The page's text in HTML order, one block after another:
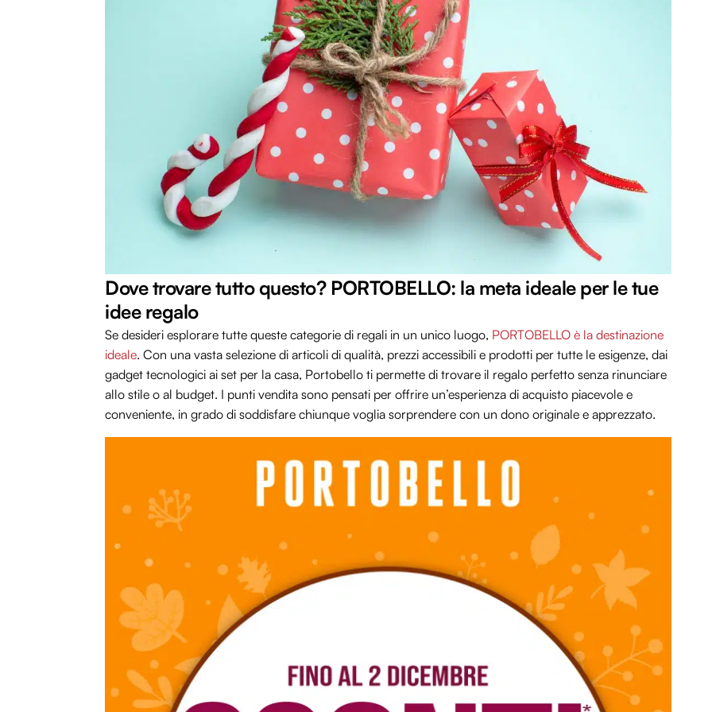
Dove trovare tutto questo? PORTOBELLO: la meta ideale per le tue
idee regalo
Se desideri esplorare tutte queste categorie di regali in un unico luogo, PORTOBELLO è la destinazione
ideale. Con una vasta selezione di articoli di qualità, prezzi accessibili e prodotti per tutte le esigenze, dai
gadget tecnologici ai set per la casa, Portobello ti permette di trovare il regalo perfetto senza rinunciare
allo stile o al budget. I punti vendita sono pensati per offrire un’esperienza di acquisto piacevole e
conveniente, in grado di soddisfare chiunque voglia sorprendere con un dono originale e apprezzato.